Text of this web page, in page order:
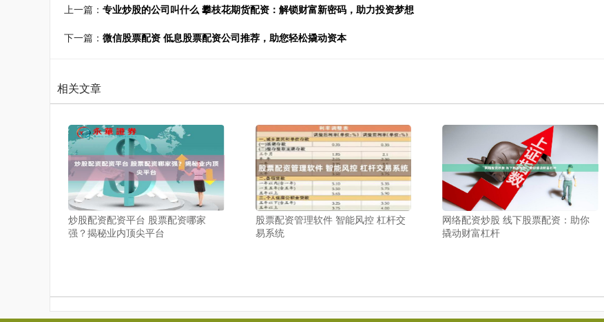
上一篇： 专业炒股的公司叫什么 攀枝花期货配资：解锁财富新密码，助力投资梦想
下一篇： 微信股票配资 低息股票配资公司推荐，助您轻松撬动资本
相关文章
炒股配资配资平台 股票配资哪家
强？揭秘业内顶尖平台
股票配资管理软件 智能风控 杠杆交
易系统
网络配资炒股 线下股票配资：助你
撬动财富杠杆